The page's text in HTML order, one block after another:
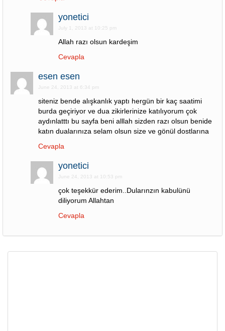
yonetici
July 1, 2013 at 10:25 pm
Allah razı olsun kardeşim
Cevapla
esen esen
June 24, 2013 at 6:34 pm
siteniz bende alışkanlık yaptı hergün bir kaç saatimi
burda geçiriyor ve dua zikirlerinize katılıyorum çok
aydınlatttı bu sayfa beni alllah sizden razı olsun benide
katın dualarınıza selam olsun size ve gönül dostlarına
Cevapla
yonetici
June 24, 2013 at 10:53 pm
çok teşekkür ederim..Dularınzın kabulünü
diliyorum Allahtan
Cevapla